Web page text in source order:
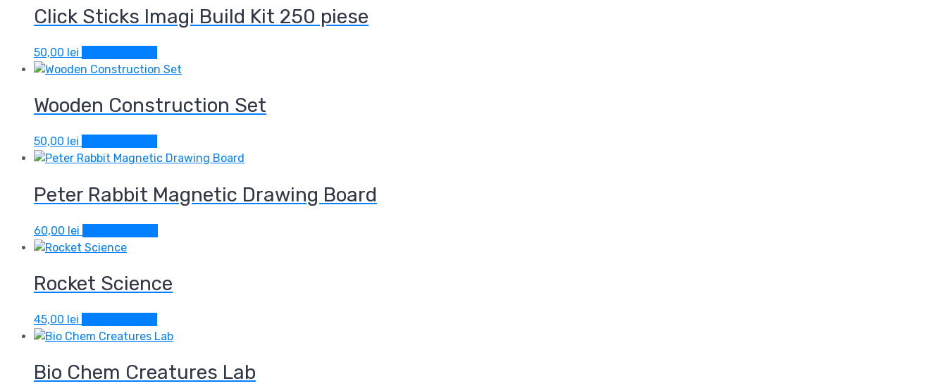
Click Sticks Imagi Build Kit 250 piese
50,00 lei
Wooden Construction Set
50,00 lei
Peter Rabbit Magnetic Drawing Board
60,00 lei
Rocket Science
45,00 lei
Bio Chem Creatures Lab